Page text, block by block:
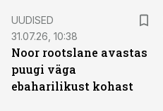
UUDISED
31.07.26, 10:38
Noor rootslane avastas
puugi väga
ebaharilikust kohast